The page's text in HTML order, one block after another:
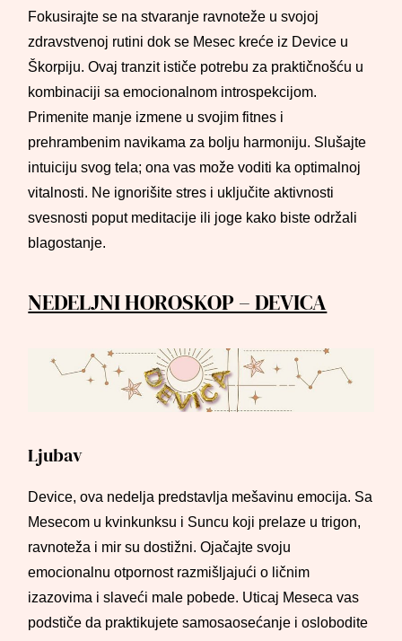
Fokusirajte se na stvaranje ravnoteže u svojoj
zdravstvenoj rutini dok se Mesec kreće iz Device u
Škorpiju. Ovaj tranzit ističe potrebu za praktičnošću u
kombinaciji sa emocionalnom introspekcijom.
Primenite manje izmene u svojim fitnes i
prehrambenim navikama za bolju harmoniju. Slušajte
intuiciju svog tela; ona vas može voditi ka optimalnoj
vitalnosti. Ne ignorišite stres i uključite aktivnosti
svesnosti poput meditacije ili joge kako biste održali
blagostanje.
NEDELJNI HOROSKOP – DEVICA
Ljubav
Device, ova nedelja predstavlja mešavinu emocija. Sa
Mesecom u kvinkunksu i Suncu koji prelaze u trigon,
ravnoteža i mir su dostižni. Ojačajte svoju
emocionalnu otpornost razmišljajući o ličnim
izazovima i slaveći male pobede. Uticaj Meseca vas
podstiče da praktikujete samosaosećanje i oslobodite